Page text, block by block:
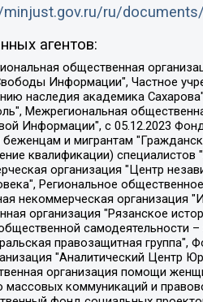
ru/
агентов:
защиты гласности", Автономная некоммерческая организация "Институт прав человека", Городская общественная организация "Екатеринбургское общество "МЕМОРИАЛ", Городская общественная организация "Рязанское историко-просветительское и правозащитное общество "Мемориал" (Рязанский Мемориал), Челябинский региональный орган общественной самодеятельности – женское общественное объединение "Женщины Евразии", Челябинский региональный орган общественной самодеятельности "Уральская правозащитная группа", Фонд содействия защите здоровья и социальной справедливости имени Андрея Рылькова, Автономная Некоммерческая Организация "Аналитический Центр Юрия Левады", Автономная некоммерческая организация социальной поддержки населения "Проект Апрель", Региональная общественная организация помощи женщинам и детям, находящимся в кризисной ситуации "Информационно-методический центр "Анна", Фонд содействия развитию массовых коммуникаций и правовому просвещению "Так-так-Так", Фонд содействия устойчивому развитию "Серебряная тайга", Свердловский региональный общественный фонд социальных проектов "Новое время", "Idel.Реалии", Кавказ.Реалии, Крым.Реалии, Телеканал Настоящее Время, Татаро-башкирская служба Радио Свобода (Azatliq Radiosi), Радио Свободная Европа/Радио Свобода (PCE/PC), "Сибирь.Реалии", "Фактограф", Благотворительный фонд помощи осужденным и их семьям, Автономная некоммерческая организация "Институт глобализации и социальных движений", Фонд "В защиту прав заключенных", Частное учреждение "Центр поддержки и содействия развитию средств массовой информации", Пензенский региональный общественный благотворительный фонд "Гражданский союз", "Север.Реалии", Некоммерческая организация Фонд "Правовая инициатива", Общество с ограниченной ответственностью "Радио Свободная Европа/Радио Свобода", Чешское информационное агентство "MEDIUM-ORIENT", Красноярская региональная общественная организация "Мы против СПИДа", Камалягин Денис Николаевич, Маркелов Сергей Евгеньевич, Пономарев